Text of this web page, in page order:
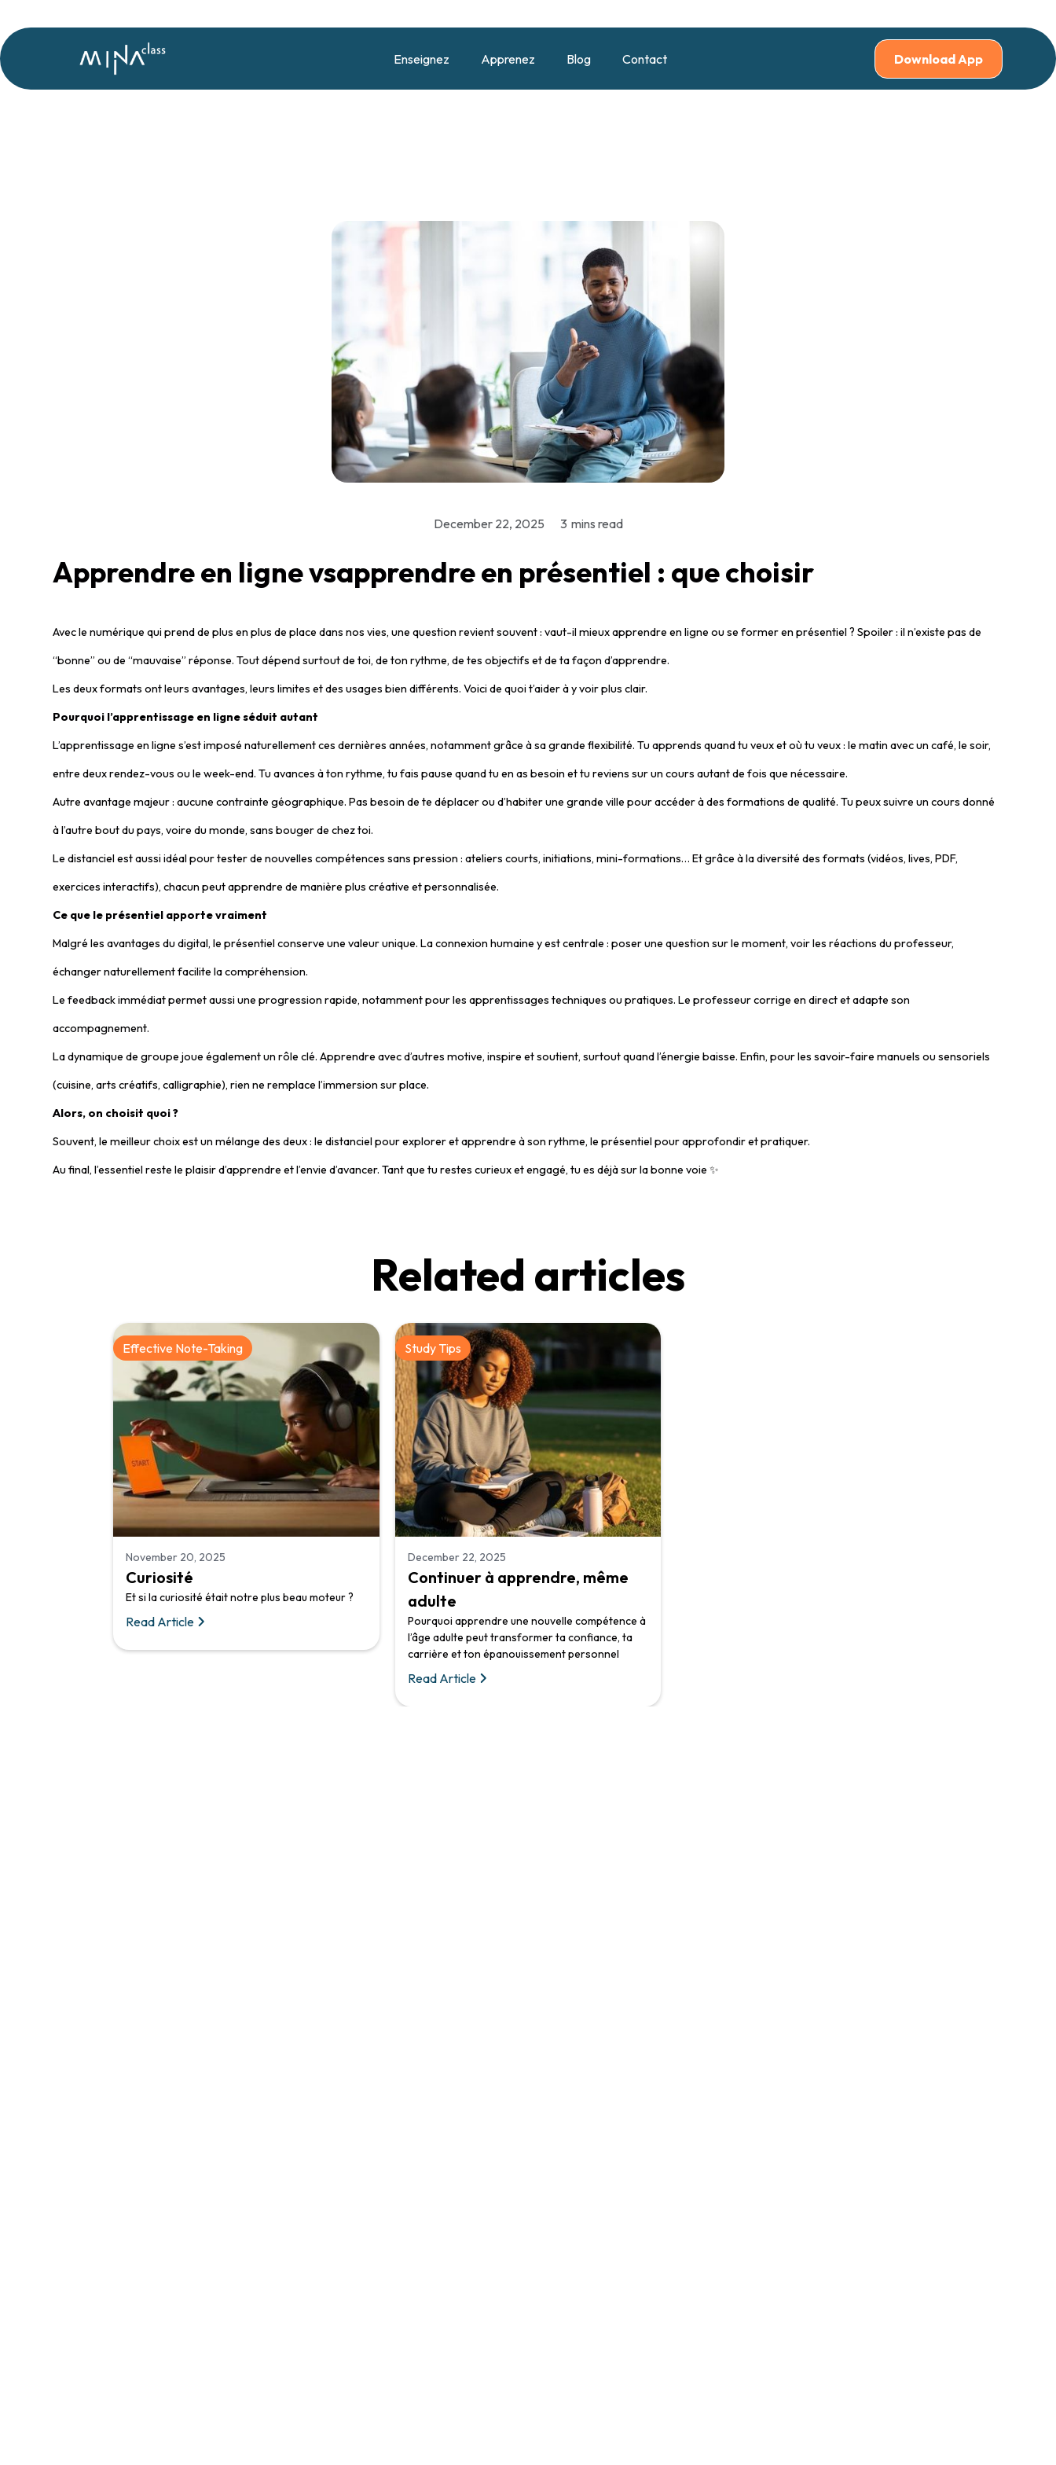
Enseignez Apprenez Blog Contact Download App
December 22, 2025 3 mins read
Apprendre en ligne vsapprendre en présentiel : que choisir
Avec le numérique qui prend de plus en plus de place dans nos vies, une question revient souvent : vaut-il mieux apprendre en ligne ou se former en présentiel ? Spoiler : il n’existe pas de
“bonne” ou de “mauvaise” réponse. Tout dépend surtout de toi, de ton rythme, de tes objectifs et de ta façon d’apprendre.
Les deux formats ont leurs avantages, leurs limites et des usages bien différents. Voici de quoi t’aider à y voir plus clair.
Pourquoi l’apprentissage en ligne séduit autant
L’apprentissage en ligne s’est imposé naturellement ces dernières années, notamment grâce à sa grande flexibilité. Tu apprends quand tu veux et où tu veux : le matin avec un café, le soir,
entre deux rendez-vous ou le week-end. Tu avances à ton rythme, tu fais pause quand tu en as besoin et tu reviens sur un cours autant de fois que nécessaire.
Autre avantage majeur : aucune contrainte géographique. Pas besoin de te déplacer ou d’habiter une grande ville pour accéder à des formations de qualité. Tu peux suivre un cours donné
à l’autre bout du pays, voire du monde, sans bouger de chez toi.
Le distanciel est aussi idéal pour tester de nouvelles compétences sans pression : ateliers courts, initiations, mini-formations… Et grâce à la diversité des formats (vidéos, lives, PDF,
exercices interactifs), chacun peut apprendre de manière plus créative et personnalisée.
Ce que le présentiel apporte vraiment
Malgré les avantages du digital, le présentiel conserve une valeur unique. La connexion humaine y est centrale : poser une question sur le moment, voir les réactions du professeur,
échanger naturellement facilite la compréhension.
Le feedback immédiat permet aussi une progression rapide, notamment pour les apprentissages techniques ou pratiques. Le professeur corrige en direct et adapte son
accompagnement.
La dynamique de groupe joue également un rôle clé. Apprendre avec d’autres motive, inspire et soutient, surtout quand l’énergie baisse. Enfin, pour les savoir-faire manuels ou sensoriels
(cuisine, arts créatifs, calligraphie), rien ne remplace l’immersion sur place.
Alors, on choisit quoi ?
Souvent, le meilleur choix est un mélange des deux : le distanciel pour explorer et apprendre à son rythme, le présentiel pour approfondir et pratiquer.
Au final, l’essentiel reste le plaisir d’apprendre et l’envie d’avancer. Tant que tu restes curieux et engagé, tu es déjà sur la bonne voie ✨
Related articles
Effective Note-Taking
November 20, 2025
Curiosité
Et si la curiosité était notre plus beau moteur ?
Read Article
Study Tips
December 22, 2025
Continuer à apprendre, même
adulte
Pourquoi apprendre une nouvelle compétence à
l’âge adulte peut transformer ta confiance, ta
carrière et ton épanouissement personnel
Read Article